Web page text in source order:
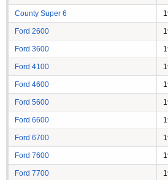
County Super 6
Ford 2600
Ford 3600
Ford 4100
Ford 4600
Ford 5600
Ford 6600
Ford 6700
Ford 7600
Ford 7700